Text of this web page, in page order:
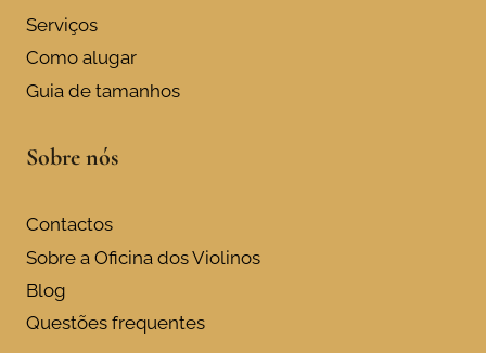
Serviços
Como alugar
Guia de tamanhos
Sobre nós
Contactos
Sobre a Oficina dos Violinos
Blog
Questões frequentes